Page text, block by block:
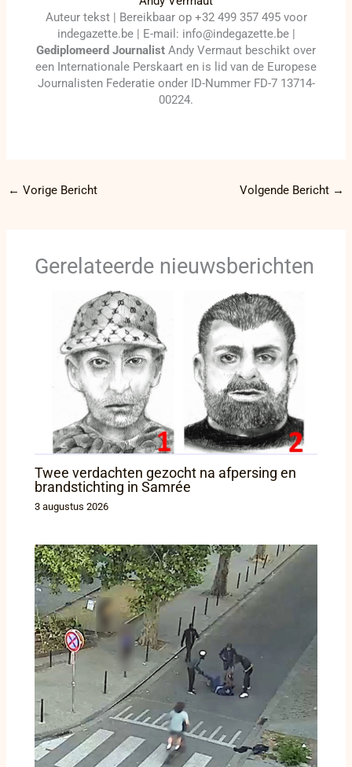
Auteur tekst | Bereikbaar op +32 499 357 495 voor
indegazette.be | E-mail: info@indegazette.be |
Gediplomeerd Journalist Andy Vermaut beschikt over
een Internationale Perskaart en is lid van de Europese
Journalisten Federatie onder ID-Nummer FD-7 13714-
00224.
← Vorige Bericht Volgende Bericht →
Gerelateerde nieuwsberichten
Twee verdachten gezocht na afpersing en
brandstichting in Samrée
3 augustus 2026